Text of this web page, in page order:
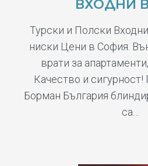
ВХОДНИ
Турски и Полски
ниски Цени в София.
врати за
Качество и сигурност!
Борман България
са…